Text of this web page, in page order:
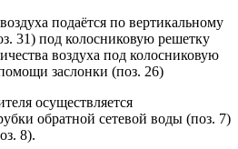
подаётся по вертикальному
31) под колосниковую решетку
воздуха под колосниковую
заслонки (поз. 26)
осуществляется
обратной сетевой воды (поз. 7)
8).